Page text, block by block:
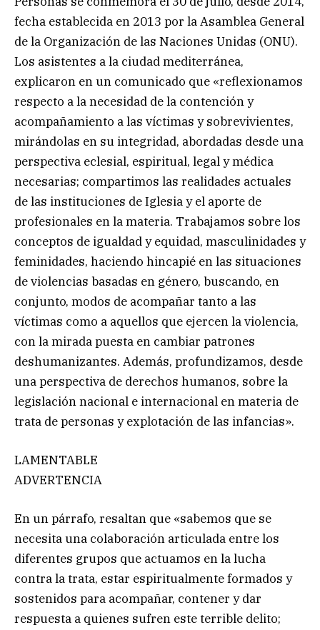
fecha establecida en 2013 por la Asamblea General
de la Organización de las Naciones Unidas (ONU).
Los asistentes a la ciudad mediterránea,
explicaron en un comunicado que «reflexionamos
respecto a la necesidad de la contención y
acompañamiento a las víctimas y sobrevivientes,
mirándolas en su integridad, abordadas desde una
perspectiva eclesial, espiritual, legal y médica
necesarias; compartimos las realidades actuales
de las instituciones de Iglesia y el aporte de
profesionales en la materia. Trabajamos sobre los
conceptos de igualdad y equidad, masculinidades y
feminidades, haciendo hincapié en las situaciones
de violencias basadas en género, buscando, en
conjunto, modos de acompañar tanto a las
víctimas como a aquellos que ejercen la violencia,
con la mirada puesta en cambiar patrones
deshumanizantes. Además, profundizamos, desde
una perspectiva de derechos humanos, sobre la
legislación nacional e internacional en materia de
trata de personas y explotación de las infancias».
LAMENTABLE
ADVERTENCIA
En un párrafo, resaltan que «sabemos que se
necesita una colaboración articulada entre los
diferentes grupos que actuamos en la lucha
contra la trata, estar espiritualmente formados y
sostenidos para acompañar, contener y dar
respuesta a quienes sufren este terrible delito;